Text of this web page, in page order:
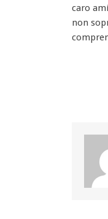
caro
non